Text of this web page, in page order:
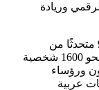
وريادة
ومن المنتظر أن يشارك في المؤتمر نحو 90 متحدثًا من
مختلف أنحاء العالم ، وسط حضور متوقع لنحو 1600 شخصية
ورؤساء
عربية